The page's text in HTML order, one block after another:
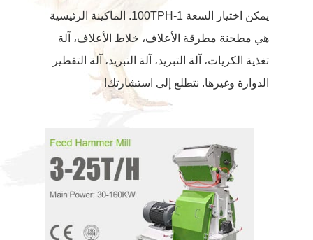
يمكن اختيار السعة 1-100TPH. الماكينة الرئيسية
هي مطحنة مطرقة الأعلاف، خلاط الأعلاف، آلة
تغذية الكريات، آلة التبريد، آلة التبريد، آلة التقطير
الدوارة وغيرها. نتطلع إلى استشارتك!